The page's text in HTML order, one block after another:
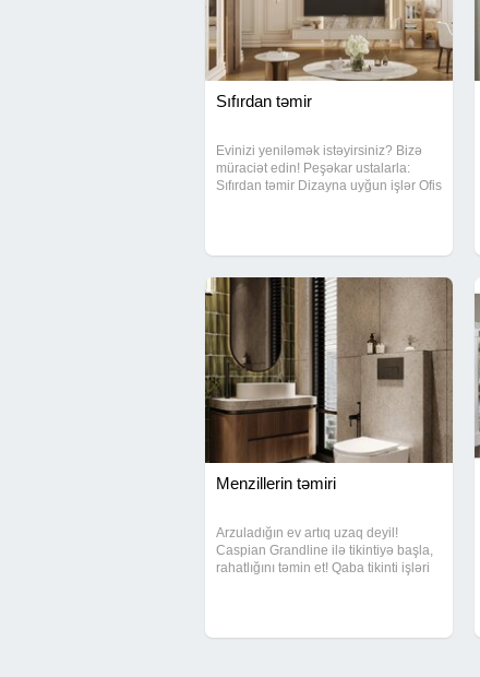
Sıfırdan təmir
Evinizi yeniləmək istəyirsiniz? Bizə
müraciət edin! Peşəkar ustalarla:
Sıfırdan təmir Dizayna uyğun işlər Ofis
Menzillerin təmiri
Arzuladığın ev artıq uzaq deyil!
Caspian Grandline ilə tikintiyə başla,
rahatlığını təmin et! Qaba tikinti işləri